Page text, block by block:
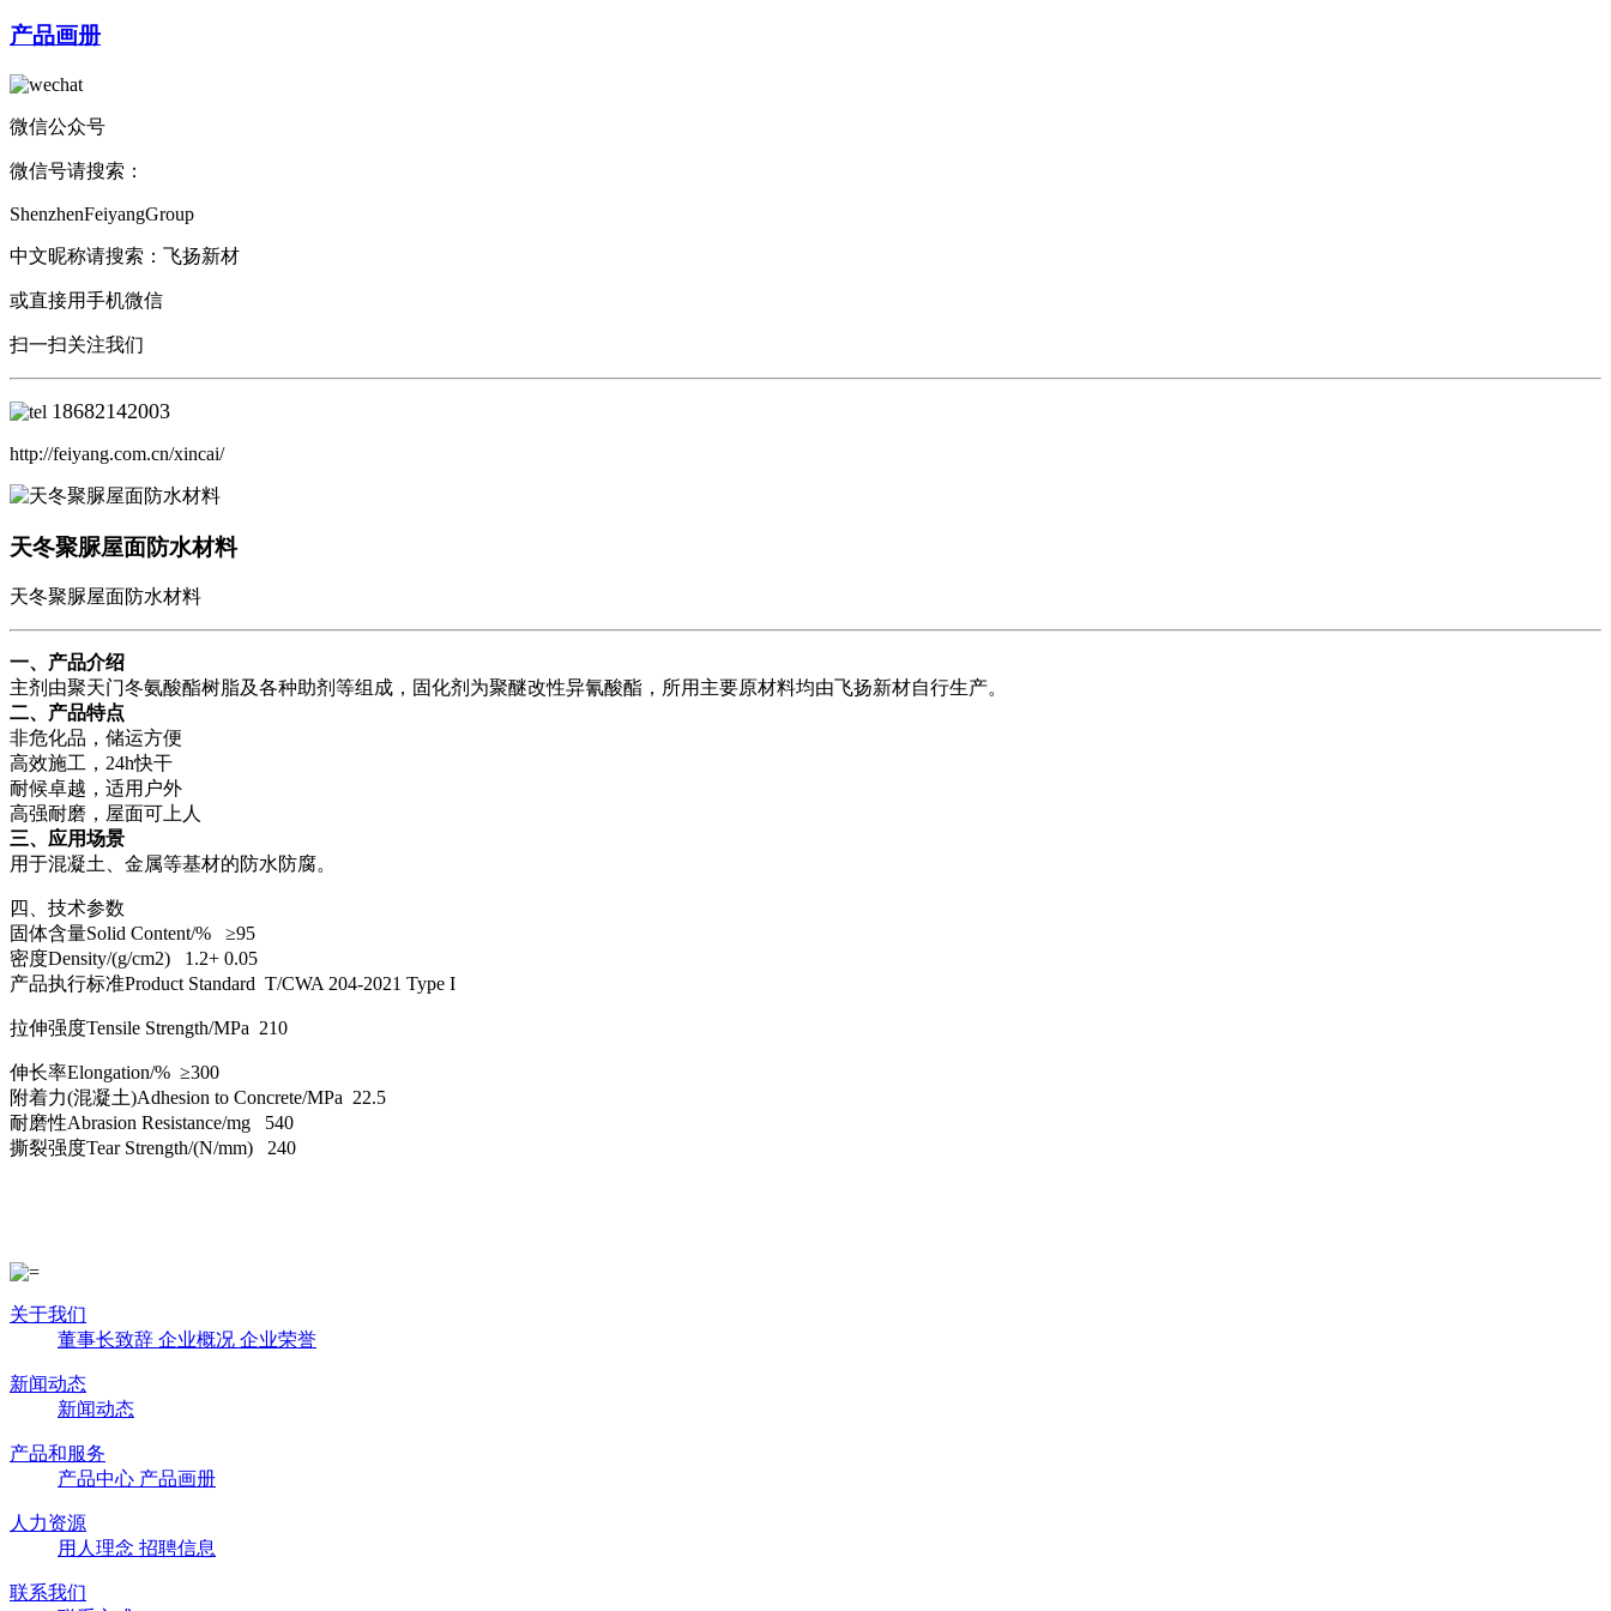
产品画册
微信公众号
微信号请搜索：
ShenzhenFeiyangGroup
中文昵称请搜索：飞扬新材
或直接用手机微信
扫一扫关注我们
18682142003
http://feiyang.com.cn/xincai/
天冬聚脲屋面防水材料
天冬聚脲屋面防水材料
一、产品介绍
主剂由聚天门冬氨酸酯树脂及各种助剂等组成，固化剂为聚醚改性异氰酸酯，所用主要原材料均由飞扬新材自行生产。
二、产品特点
非危化品，储运方便
高效施工，24h快干
耐候卓越，适用户外
高强耐磨，屋面可上人
三、应用场景
用于混凝土、金属等基材的防水防腐。
四、技术参数
固体含量Solid Content/% ≥95
密度Density/(g/cm2) 1.2+ 0.05
产品执行标准Product Standard T/CWA 204-2021 Type I
拉伸强度Tensile Strength/MPa 210
伸长率Elongation/% ≥300
附着力(混凝土)Adhesion to Concrete/MPa 22.5
耐磨性Abrasion Resistance/mg 540
撕裂强度Tear Strength/(N/mm) 240
关于我们
董事长致辞 企业概况 企业荣誉
新闻动态
新闻动态
产品和服务
产品中心 产品画册
人力资源
用人理念 招聘信息
联系我们